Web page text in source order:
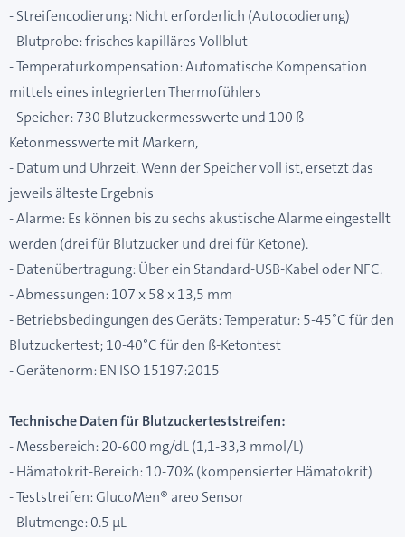
- Streifencodierung: Nicht erforderlich (Autocodierung)
- Blutprobe: frisches kapilläres Vollblut
- Temperaturkompensation: Automatische Kompensation
mittels eines integrierten Thermofühlers
- Speicher: 730 Blutzuckermesswerte und 100 ß-
Ketonmesswerte mit Markern,
- Datum und Uhrzeit. Wenn der Speicher voll ist, ersetzt das
jeweils älteste Ergebnis
- Alarme: Es können bis zu sechs akustische Alarme eingestellt
werden (drei für Blutzucker und drei für Ketone).
- Datenübertragung: Über ein Standard-USB-Kabel oder NFC.
- Abmessungen: 107 x 58 x 13,5 mm
- Betriebsbedingungen des Geräts: Temperatur: 5-45°C für den
Blutzuckertest; 10-40°C für den ß-Ketontest
- Gerätenorm: EN ISO 15197:2015
Technische Daten für Blutzuckerteststreifen:
- Messbereich: 20-600 mg/dL (1,1-33,3 mmol/L)
- Hämatokrit-Bereich: 10-70% (kompensierter Hämatokrit)
- Teststreifen: GlucoMen® areo Sensor
- Blutmenge: 0.5 μL